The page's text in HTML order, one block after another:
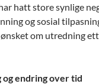
hatt store synlige
og sosial
om utredning
endring over tid